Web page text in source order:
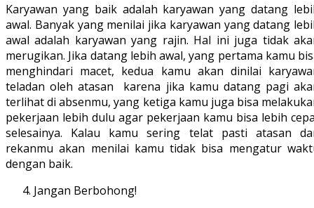
Karyawan yang baik adalah karyawan yang datang
awal. Banyak yang menilai jika karyawan yang datang
awal adalah karyawan yang rajin. Hal ini juga tidak
merugikan. Jika datang lebih awal, yang pertama kamu
menghindari macet, kedua kamu akan dinilai
teladan oleh atasan karena jika kamu datang pagi
terlihat di absenmu, yang ketiga kamu juga bisa
pekerjaan lebih dulu agar pekerjaan kamu bisa lebih
selesainya. Kalau kamu sering telat pasti atasan
rekanmu akan menilai kamu tidak bisa mengatur
dengan baik.
Jangan Berbohong!